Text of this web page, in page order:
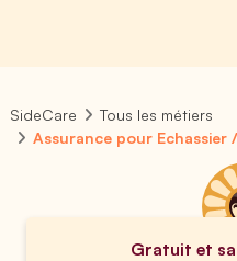
SideCare
Tous les métiers
Assurance pour Echassier
Gratuit et